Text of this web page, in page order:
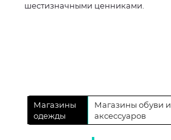
шестизначными ценниками.
Магазины
одежды
Магазины обуви и
аксессуаров